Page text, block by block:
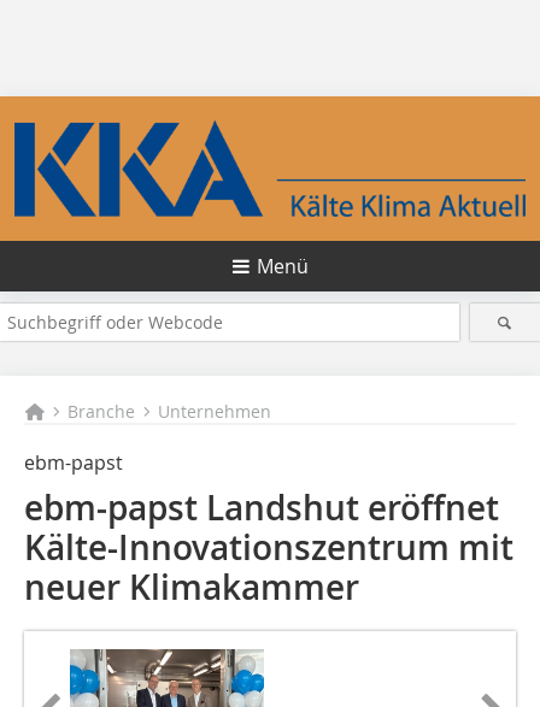
Menü
Branche Unternehmen
ebm-papst
ebm‑papst Landshut eröffnet
Kälte-Innovationszentrum mit
neuer Klimakammer